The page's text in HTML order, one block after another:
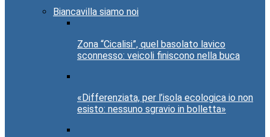
Biancavilla siamo noi
Zona “Cicalisi”, quel basolato lavico
sconnesso: veicoli finiscono nella buca
«Differenziata, per l’isola ecologica io non
esisto: nessuno sgravio in bolletta»